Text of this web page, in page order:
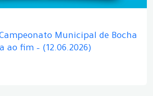
Campeonato Municipal de Bocha
ao fim – (12.06.2026)